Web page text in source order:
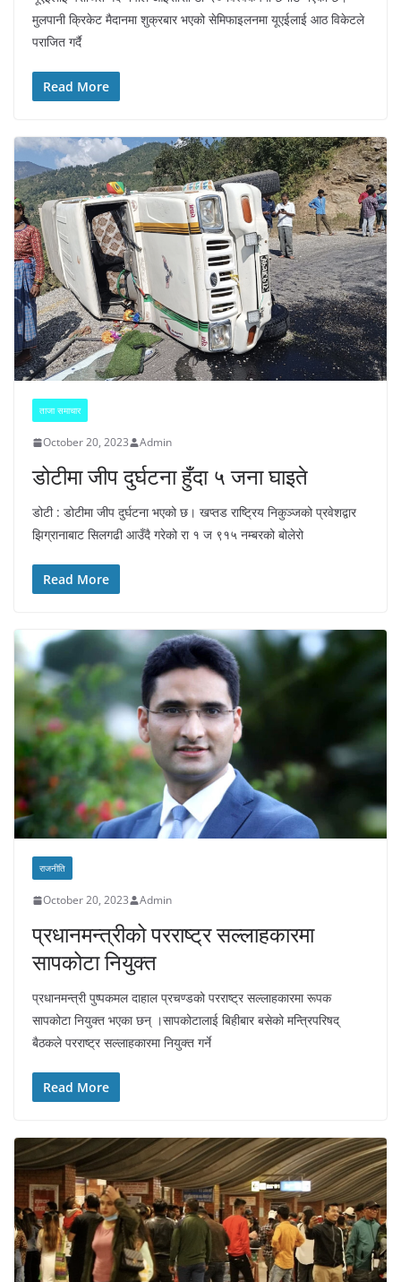
मुलपानी क्रिकेट मैदानमा शुक्रबार भएको सेमिफाइलनमा यूएईलाई आठ विकेटले
पराजित गर्दै
Read More
ताजा समाचार
October 20, 2023 Admin
डोटीमा जीप दुर्घटना हुँदा ५ जना घाइते
डोटी : डोटीमा जीप दुर्घटना भएको छ। खप्तड राष्ट्रिय निकुञ्जको प्रवेशद्वार
झिग्रानाबाट सिलगढी आउँदै गरेको रा १ ज ९१५ नम्बरको बोलेरो
Read More
राजनीति
October 20, 2023 Admin
प्रधानमन्त्रीको परराष्ट्र सल्लाहकारमा
सापकोटा नियुक्त
प्रधानमन्त्री पुष्पकमल दाहाल प्रचण्डको परराष्ट्र सल्लाहकारमा रूपक
सापकोटा नियुक्त भएका छन् ।सापकोटालाई बिहीबार बसेको मन्त्रिपरिषद्
बैठकले परराष्ट्र सल्लाहकारमा नियुक्त गर्ने
Read More